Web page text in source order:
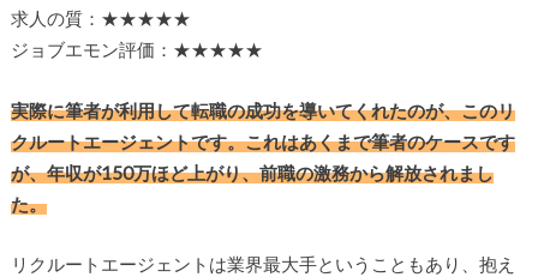
求人の質：★★★★★
ジョブエモン評価：★★★★★
実際に筆者が利用して転職の成功を導いてくれたのが、このリ
クルートエージェントです。これはあくまで筆者のケースです
が、年収が150万ほど上がり、前職の激務から解放されまし
た。
リクルートエージェントは業界最大手ということもあり、抱え